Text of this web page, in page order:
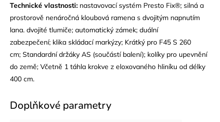
Technické vlastnosti: nastavovací systém Presto Fix®; silná a
prostorově nenáročná kloubová ramena s dvojitým napnutím
lana. dvojité tlumiče; automatický zámek; duální
zabezpečení; klika skládací markýzy; Krátký pro F45 S 260
cm; Standardní držáky AS (součástí balení); kolíky pro upevnění
do země; Včetně 1 táhla krokve z eloxovaného hliníku od délky
400 cm.
Doplňkové parametry